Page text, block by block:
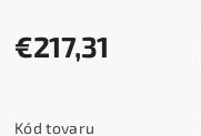
€217,31
Kód tovaru